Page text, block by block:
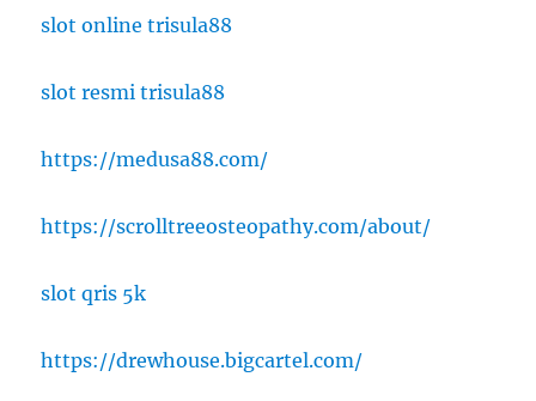
slot online trisula88
slot resmi trisula88
https://medusa88.com/
https://scrolltreeosteopathy.com/about/
slot qris 5k
https://drewhouse.bigcartel.com/